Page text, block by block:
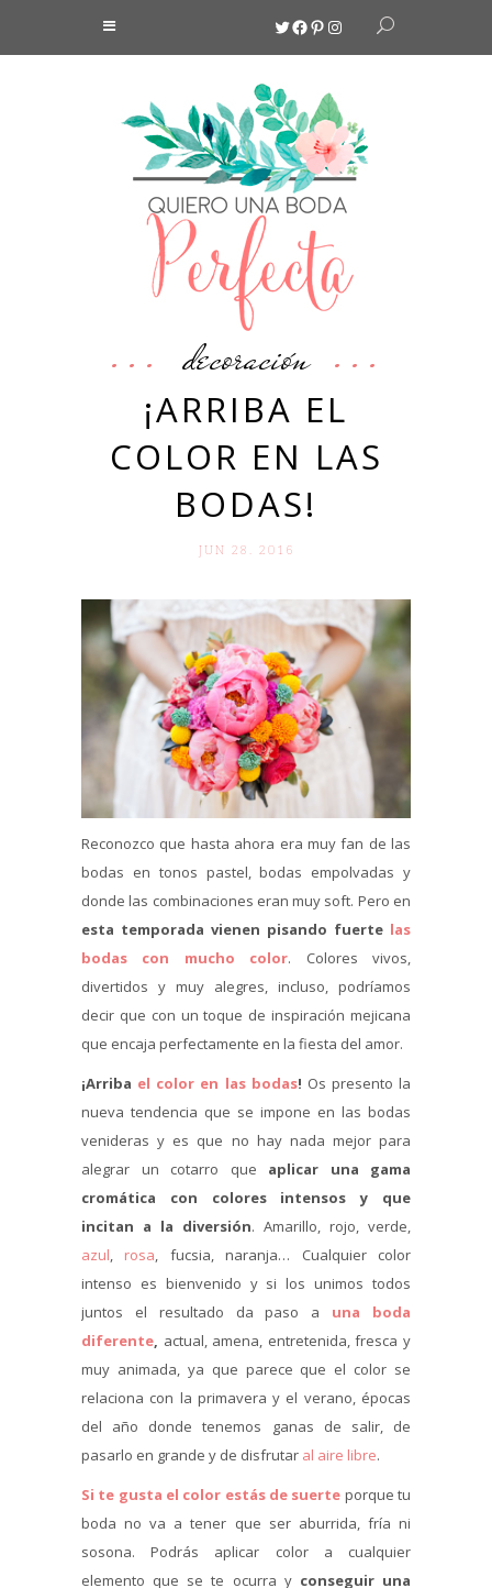
Twitter
Facebook
Pinterest
Instagram
decoración
¡ARRIBA EL
COLOR EN LAS
BODAS!
JUN 28. 2016
Reconozco que hasta ahora era muy fan de las
bodas en tonos pastel, bodas empolvadas y
donde las combinaciones eran muy soft. Pero en
esta temporada vienen pisando fuerte las
bodas con mucho color. Colores vivos,
divertidos y muy alegres, incluso, podríamos
decir que con un toque de inspiración mejicana
que encaja perfectamente en la fiesta del amor.
¡Arriba el color en las bodas! Os presento la
nueva tendencia que se impone en las bodas
venideras y es que no hay nada mejor para
alegrar un cotarro que aplicar una gama
cromática con colores intensos y que
incitan a la diversión. Amarillo, rojo, verde,
azul, rosa, fucsia, naranja… Cualquier color
intenso es bienvenido y si los unimos todos
juntos el resultado da paso a una boda
diferente, actual, amena, entretenida, fresca y
muy animada, ya que parece que el color se
relaciona con la primavera y el verano, épocas
del año donde tenemos ganas de salir, de
pasarlo en grande y de disfrutar al aire libre.
Si te gusta el color estás de suerte porque tu
boda no va a tener que ser aburrida, fría ni
sosona. Podrás aplicar color a cualquier
elemento que se te ocurra y conseguir una